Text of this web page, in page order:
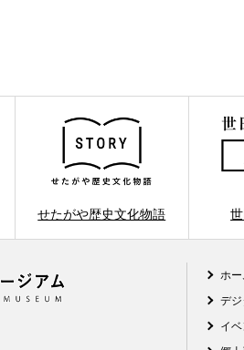
せたがや歴史文化物語
ホー
デ
イベ